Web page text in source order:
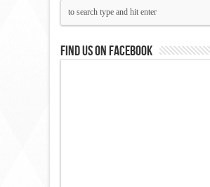
Find us on Facebook